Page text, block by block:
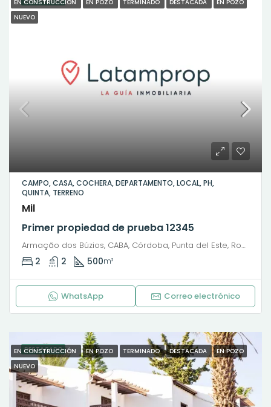
EN CONSTRUCCIÓN EN POZO TERMINADO DESTACADA
EN POZO
NUEVO
CAMPO, CASA, COCHERA, DEPARTAMENTO, LOCAL, PH,
QUINTA, TERRENO
Mil
Primer propiedad de prueba 12345
Armação dos Búzios, CABA, Córdoba, Punta del Este, Rosario, Santiago de Chile, Valparaíso, Villa Dolores, Viña del Mar, Avenida José Bento Ribeiro Dantas
2 2 500m²
WhatsApp Correo electrónico
DESTACADO
EN CONSTRUCCIÓN EN POZO TERMINADO DESTACADA
EN POZO
NUEVO